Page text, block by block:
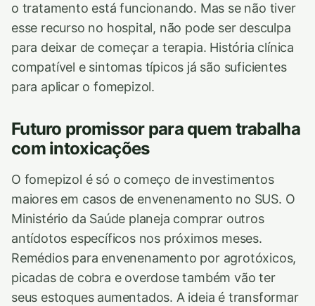
o tratamento está funcionando. Mas se não tiver
esse recurso no hospital, não pode ser desculpa
para deixar de começar a terapia. História clínica
compatível e sintomas típicos já são suficientes
para aplicar o fomepizol.
Futuro promissor para quem trabalha
com intoxicações
O fomepizol é só o começo de investimentos
maiores em casos de envenenamento no SUS. O
Ministério da Saúde planeja comprar outros
antídotos específicos nos próximos meses.
Remédios para envenenamento por agrotóxicos,
picadas de cobra e overdose também vão ter
seus estoques aumentados. A ideia é transformar